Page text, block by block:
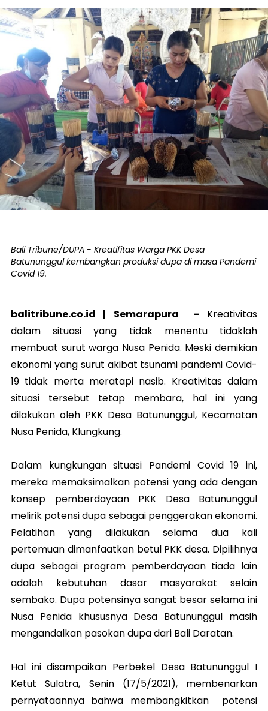
Bali Tribune/DUPA - Kreatifitas Warga PKK Desa
Batununggul kembangkan produksi dupa di masa Pandemi
Covid 19.
balitribune.co.id | Semarapura - Kreativitas
dalam situasi yang tidak menentu tidaklah
membuat surut warga Nusa Penida. Meski demikian
ekonomi yang surut akibat tsunami pandemi Covid-
19 tidak merta meratapi nasib. Kreativitas dalam
situasi tersebut tetap membara, hal ini yang
dilakukan oleh PKK Desa Batununggul, Kecamatan
Nusa Penida, Klungkung.
Dalam kungkungan situasi Pandemi Covid 19 ini,
mereka memaksimalkan potensi yang ada dengan
konsep pemberdayaan PKK Desa Batununggul
melirik potensi dupa sebagai penggerakan ekonomi.
Pelatihan yang dilakukan selama dua kali
pertemuan dimanfaatkan betul PKK desa. Dipilihnya
dupa sebagai program pemberdayaan tiada lain
adalah kebutuhan dasar masyarakat selain
sembako. Dupa potensinya sangat besar selama ini
Nusa Penida khususnya Desa Batununggul masih
mengandalkan pasokan dupa dari Bali Daratan.
Hal ini disampaikan Perbekel Desa Batununggul I
Ketut Sulatra, Senin (17/5/2021), membenarkan
pernyataannya bahwa membangkitkan potensi